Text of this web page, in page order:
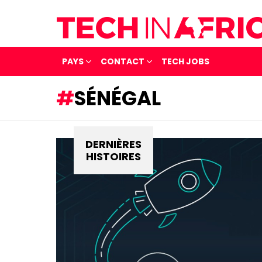
PAYS CONTACT TECH JOBS
SÉNÉGAL
DERNIÈRES
HISTOIRES